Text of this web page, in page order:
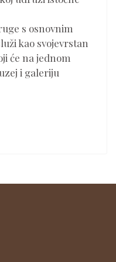
s osnovnim
kao svojevrstan
će na jednom
i galeriju